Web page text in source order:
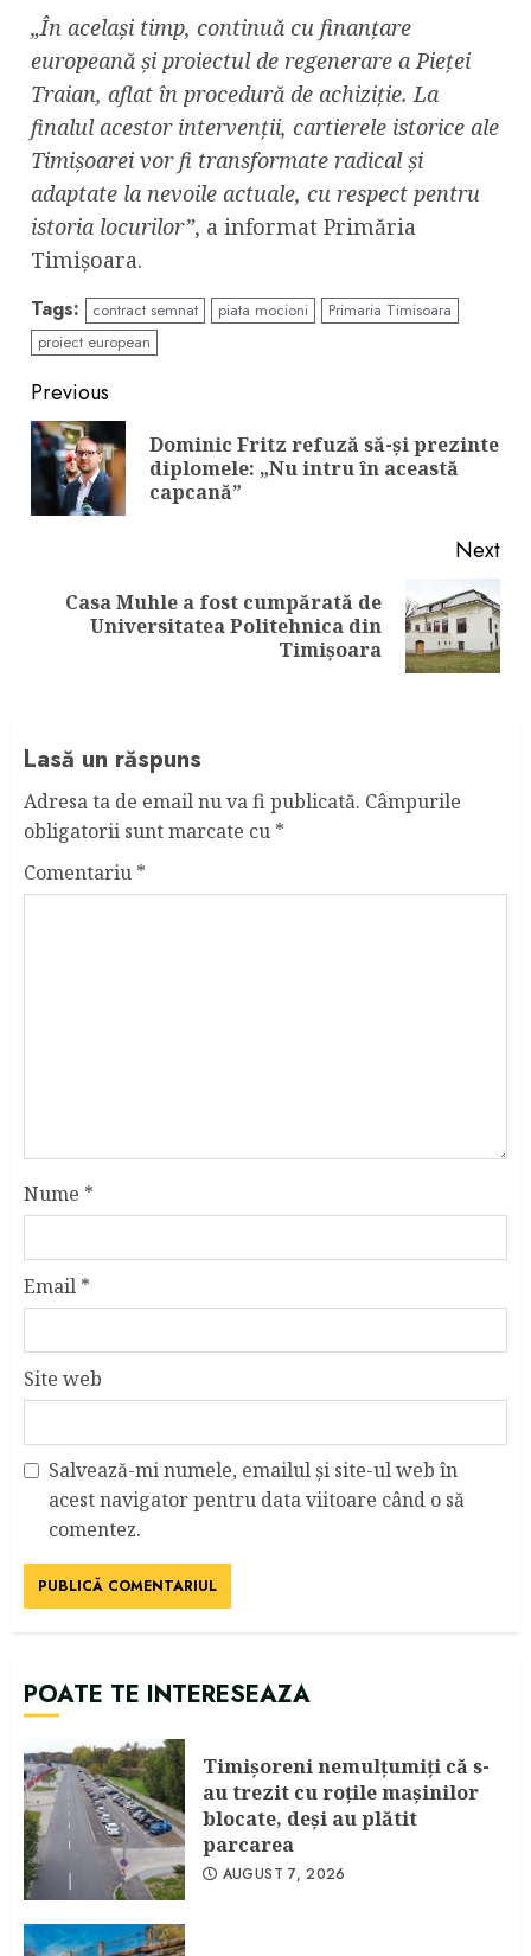
„În același timp, continuă cu finanțare
europeană și proiectul de regenerare a Pieței
Traian, aflat în procedură de achiziție. La
finalul acestor intervenții, cartierele istorice ale
Timișoarei vor fi transformate radical și
adaptate la nevoile actuale, cu respect pentru
istoria locurilor”, a informat Primăria
Timișoara.
Tags: contract semnat piata mocioni
Primaria Timisoara
proiect european
Continue
Reading
Previous
Dominic Fritz refuză să-și prezinte
diplomele: „Nu intru în această
capcană”
Next
Next
Casa Muhle a fost cumpărată de
Universitatea Politehnica din
Timișoara
Lasă un răspuns
Adresa ta de email nu va fi publicată. Câmpurile
obligatorii sunt marcate cu *
Comentariu *
Nume *
Email *
Site web
Salvează-mi numele, emailul și site-ul web în
acest navigator pentru data viitoare când o să
comentez.
POATE TE INTERESEAZA
Timişoreni nemulţumiţi că s-
au trezit cu roţile maşinilor
blocate, deşi au plătit
parcarea
AUGUST 7, 2026